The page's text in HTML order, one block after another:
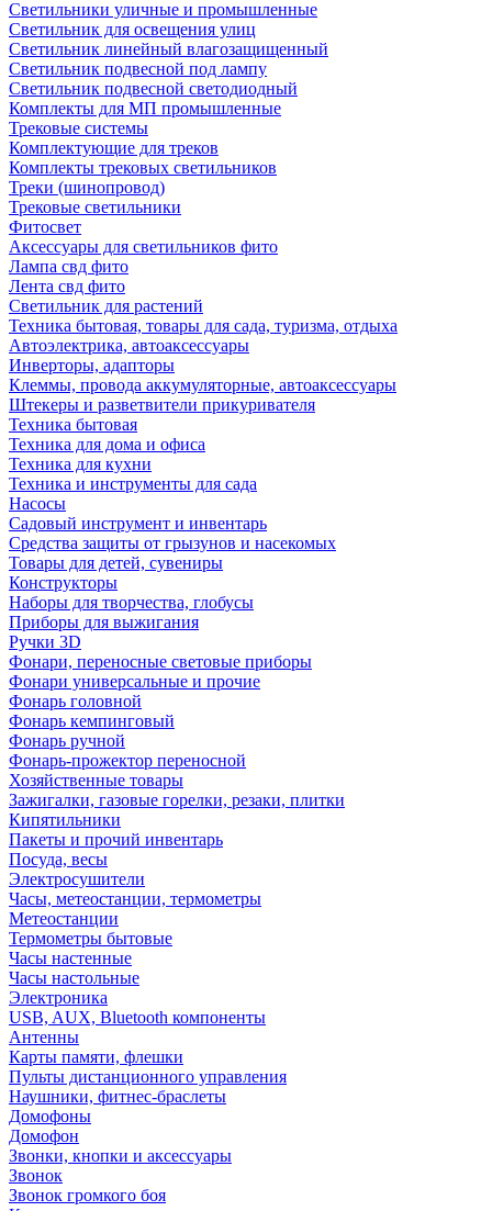
Светильники уличные и промышленные
Светильник для освещения улиц
Светильник линейный влагозащищенный
Светильник подвесной под лампу
Светильник подвесной светодиодный
Комплекты для МП промышленные
Трековые системы
Комплектующие для треков
Комплекты трековых светильников
Треки (шинопровод)
Трековые светильники
Фитосвет
Аксессуары для светильников фито
Лампа свд фито
Лента свд фито
Светильник для растений
Техника бытовая, товары для сада, туризма, отдыха
Автоэлектрика, автоаксессуары
Инверторы, адапторы
Клеммы, провода аккумуляторные, автоаксессуары
Штекеры и разветвители прикуривателя
Техника бытовая
Техника для дома и офиса
Техника для кухни
Техника и инструменты для сада
Насосы
Садовый инструмент и инвентарь
Средства защиты от грызунов и насекомых
Товары для детей, сувениры
Конструкторы
Наборы для творчества, глобусы
Приборы для выжигания
Ручки 3D
Фонари, переносные световые приборы
Фонари универсальные и прочие
Фонарь головной
Фонарь кемпинговый
Фонарь ручной
Фонарь-прожектор переносной
Хозяйственные товары
Зажигалки, газовые горелки, резаки, плитки
Кипятильники
Пакеты и прочий инвентарь
Посуда, весы
Электросушители
Часы, метеостанции, термометры
Метеостанции
Термометры бытовые
Часы настенные
Часы настольные
Электроника
USB, AUX, Bluetooth компоненты
Антенны
Карты памяти, флешки
Пульты дистанционного управления
Наушники, фитнес-браслеты
Домофоны
Домофон
Звонки, кнопки и аксессуары
Звонок
Звонок громкого боя